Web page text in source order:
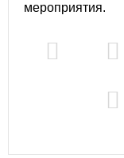
мероприятия.